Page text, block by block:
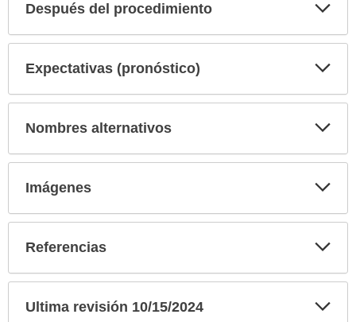
Después del procedimiento
Expectativas (pronóstico)
Nombres alternativos
Imágenes
Referencias
Ultima revisión 10/15/2024